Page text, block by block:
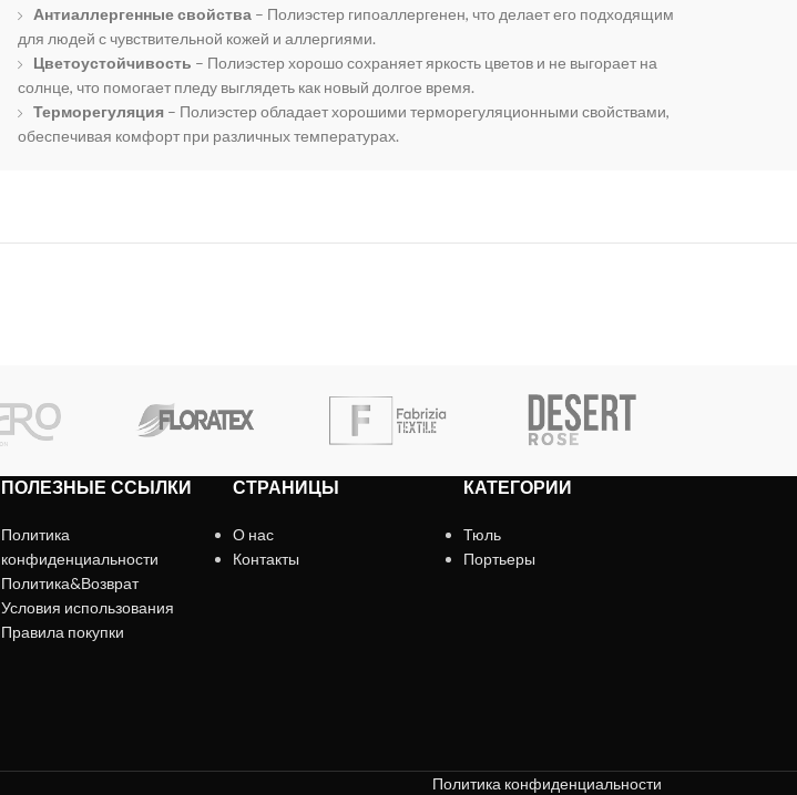
Антиаллергенные свойства – Полиэстер гипоаллергенен, что делает его подходящим
для людей с чувствительной кожей и аллергиями.
Цветоустойчивость – Полиэстер хорошо сохраняет яркость цветов и не выгорает на
солнце, что помогает пледу выглядеть как новый долгое время.
Терморегуляция – Полиэстер обладает хорошими терморегуляционными свойствами,
обеспечивая комфорт при различных температурах.
ПОЛЕЗНЫЕ ССЫЛКИ
Политика
конфиденциальности
Политика&Возврат
Условия использования
Правила покупки
СТРАНИЦЫ
О нас
Контакты
КАТЕГОРИИ
Тюль
Портьеры
Политика конфиденциальности